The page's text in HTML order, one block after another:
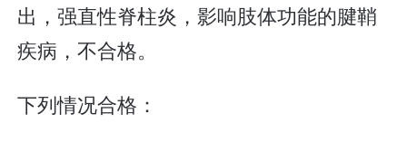
出，强直性脊柱炎，影响肢体功能的腱鞘
疾病，不合格。
下列情况合格：